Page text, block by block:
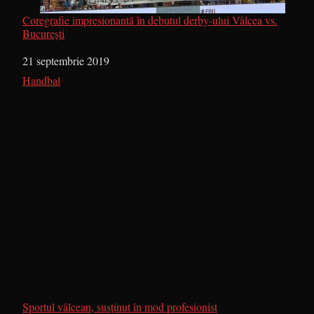
Coregrafie impresionantă în debutul derby-ului Vâlcea vs.
București
Dată
21 septembrie 2019
În legătură cu
Handbal
Sportul vâlcean, susţinut în mod profesionist